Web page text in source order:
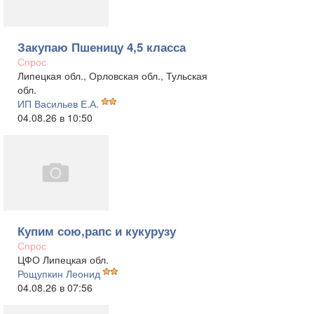
Закупаю Пшеницу 4,5 класса
Спрос
Липецкая обл., Орловская обл., Тульская
обл.
ИП Васильев Е.А.
04.08.26 в 10:50
Купим сою,рапс и кукурузу
Спрос
ЦФО Липецкая обл.
Рощупкин Леонид
04.08.26 в 07:56